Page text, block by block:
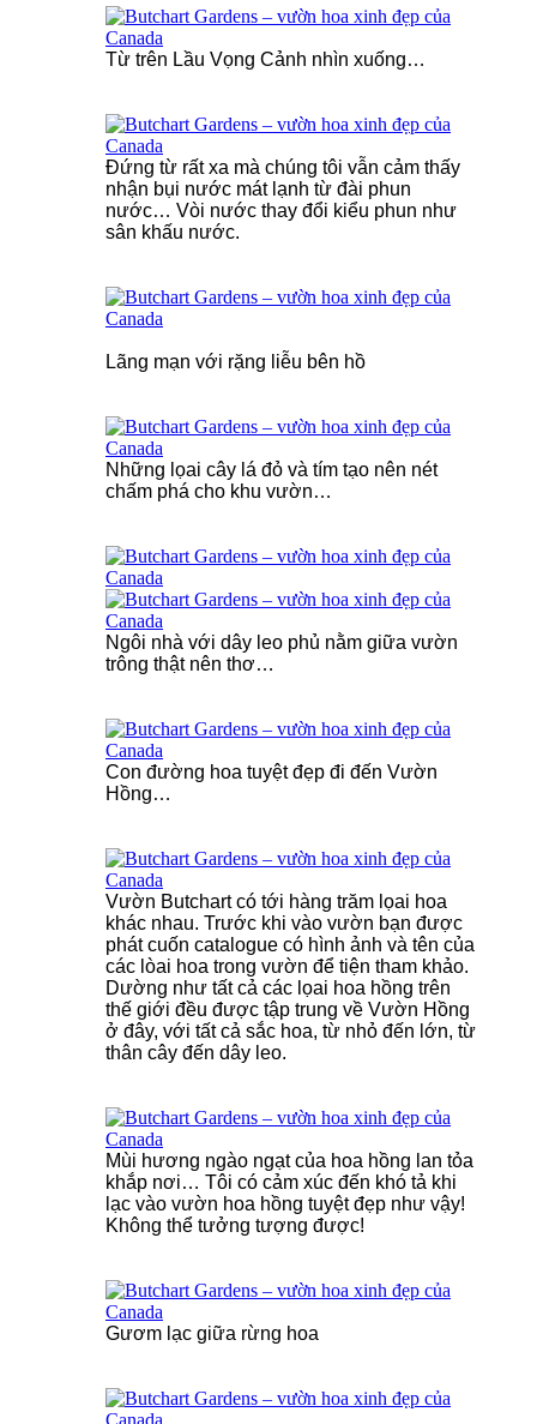
Từ trên Lầu Vọng Cảnh nhìn xuống…
Đứng từ rất xa mà chúng tôi vẫn cảm thấy
nhận bụi nước mát lạnh từ đài phun
nước… Vòi nước thay đổi kiểu phun như
sân khấu nước.
Lãng mạn với rặng liễu bên hồ
Những lọai cây lá đỏ và tím tạo nên nét
chấm phá cho khu vườn…
Ngôi nhà với dây leo phủ nằm giữa vườn
trông thật nên thơ…
Con đường hoa tuyệt đẹp đi đến Vườn
Hồng…
Vườn Butchart có tới hàng trăm lọai hoa
khác nhau. Trước khi vào vườn bạn được
phát cuốn catalogue có hình ảnh và tên của
các lòai hoa trong vườn để tiện tham khảo.
Dường như tất cả các lọai hoa hồng trên
thế giới đều được tập trung về Vườn Hồng
ở đây, với tất cả sắc hoa, từ nhỏ đến lớn, từ
thân cây đến dây leo.
Mùi hương ngào ngạt của hoa hồng lan tỏa
khắp nơi… Tôi có cảm xúc đến khó tả khi
lạc vào vườn hoa hồng tuyệt đẹp như vậy!
Không thể tưởng tượng được!
Gươm lạc giữa rừng hoa